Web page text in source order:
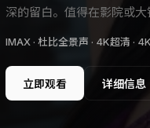
深的留白。值得在影院或大
IMAX · 杜比全景声 · 4K超清 · 4K
立即观看 详细信息